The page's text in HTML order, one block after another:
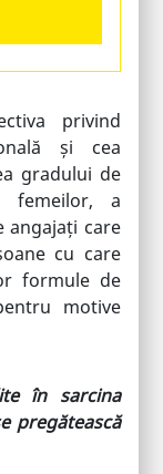
privind
și cea
gradului de
femeilor, a
angajați care
cu care
formule de
motive
în sarcina
pregătească